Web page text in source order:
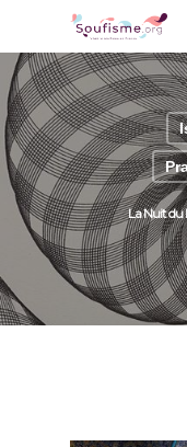
Hit enter to
La Nuit du